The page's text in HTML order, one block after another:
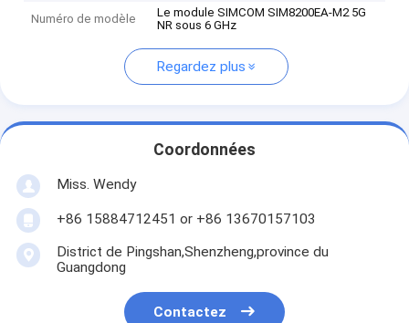
Numéro de modèle
Le module SIMCOM SIM8200EA-M2 5G
NR sous 6 GHz
Regardez plus
Coordonnées
Miss. Wendy
+86 15884712451 or +86 13670157103
District de Pingshan,Shenzheng,province du
Guangdong
Contactez